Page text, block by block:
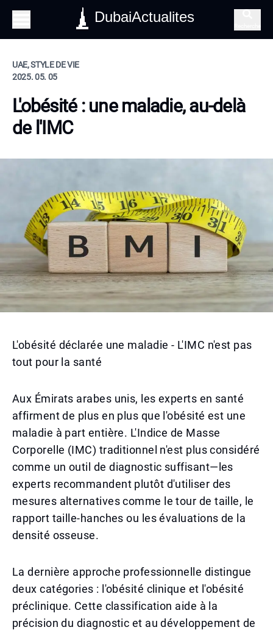
DubaiActualites
UAE, STYLE DE VIE
2025. 05. 05
L'obésité : une maladie, au-delà
de l'IMC
L'obésité déclarée une maladie - L'IMC n'est pas
tout pour la santé
Aux Émirats arabes unis, les experts en santé
affirment de plus en plus que l'obésité est une
maladie à part entière. L'Indice de Masse
Corporelle (IMC) traditionnel n'est plus considéré
comme un outil de diagnostic suffisant—les
experts recommandent plutôt d'utiliser des
mesures alternatives comme le tour de taille, le
rapport taille-hanches ou les évaluations de la
densité osseuse.
La dernière approche professionnelle distingue
deux catégories : l'obésité clinique et l'obésité
préclinique. Cette classification aide à la
précision du diagnostic et au développement de